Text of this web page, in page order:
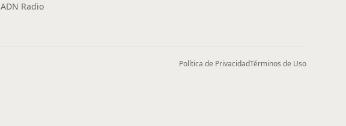
ADN Radio
Política de PrivacidadTérminos de Uso